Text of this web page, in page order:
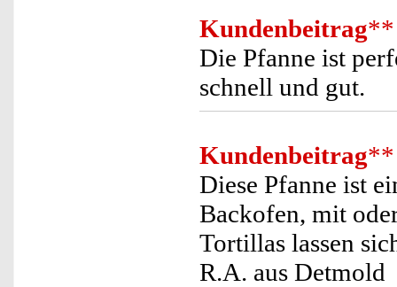
Kundenbeitrag**
Die Pfanne ist
schnell und gut.
Kundenbeitrag**
Diese Pfanne ist
Backofen, mit
Tortillas lassen
R.A. aus Detmold